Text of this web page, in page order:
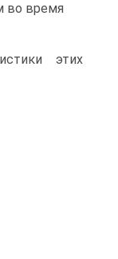
во время
этих